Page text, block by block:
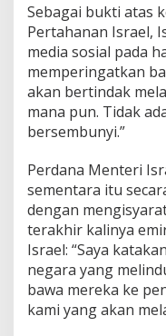
Sebagai bukti atas
Pertahanan Israel,
media sosial pada
memperingatkan
akan bertindak
mana pun. Tidak
bersembunyi.”
Perdana Menteri
sementara itu
dengan
terakhir kalinya
Israel: “Saya
negara yang
bawa mereka ke
kami yang akan